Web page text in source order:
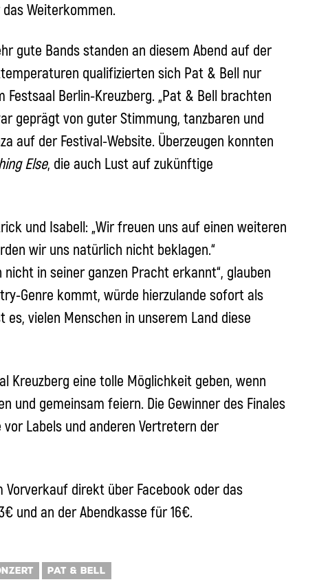
Weiterkommen.
gute Bands standen an diesem Abend auf der
qualifizierten sich Pat & Bell nur
Berlin-Kreuzberg. „Pat & Bell brachten
geprägt von guter Stimmung, tanzbaren und
auf der Festival-Website. Überzeugen konnten
Else, die auch Lust auf zukünftige
und Isabell: „Wir freuen uns auf einen weiteren
wir uns natürlich nicht beklagen.“
in seiner ganzen Pracht erkannt“, glauben
Genre kommt, würde hierzulande sofort als
vielen Menschen in unserem Land diese
Kreuzberg eine tolle Möglichkeit geben, wenn
und gemeinsam feiern. Die Gewinner des Finales
Labels und anderen Vertretern der
direkt über Facebook oder das
und an der Abendkasse für 16€.
PAT & BELL